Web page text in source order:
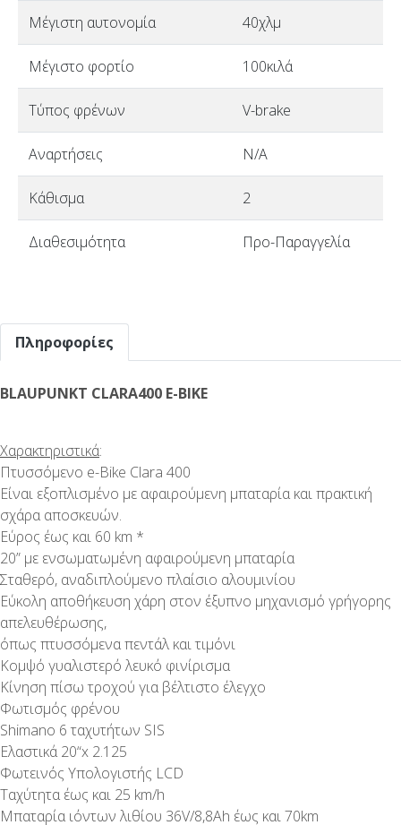
Μέγιστη αυτονομία 40χλμ
Μέγιστο φορτίο 100κιλά
Τύπος φρένων V-brake
Αναρτήσεις N/A
Κάθισμα 2
Διαθεσιμότητα Προ-Παραγγελία
Πληροφορίες
BLAUPUNKT CLARA400 E-BIKE
Χαρακτηριστικά:
Πτυσσόμενο e-Bike Clara 400
Είναι εξοπλισμένο με αφαιρούμενη μπαταρία και πρακτική
σχάρα αποσκευών.
Εύρος έως και 60 km *
20” με ενσωματωμένη αφαιρούμενη μπαταρία
Σταθερό, αναδιπλούμενο πλαίσιο αλουμινίου
Εύκολη αποθήκευση χάρη στον έξυπνο μηχανισμό γρήγορης
απελευθέρωσης,
όπως πτυσσόμενα πεντάλ και τιμόνι
Κομψό γυαλιστερό λευκό φινίρισμα
Κίνηση πίσω τροχού για βέλτιστο έλεγχο
Φωτισμός φρένου
Shimano 6 ταχυτήτων SIS
Ελαστικά 20“x 2.125
Φωτεινός Υπολογιστής LCD
Ταχύτητα έως και 25 km/h
Μπαταρία ιόντων λιθίου 36V/8,8Ah έως και 70km